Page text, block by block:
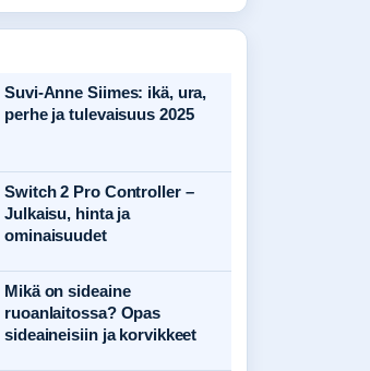
Suvi-Anne Siimes: ikä, ura,
perhe ja tulevaisuus 2025
Switch 2 Pro Controller –
Julkaisu, hinta ja
ominaisuudet
Mikä on sideaine
ruoanlaitossa? Opas
sideaineisiin ja korvikkeet